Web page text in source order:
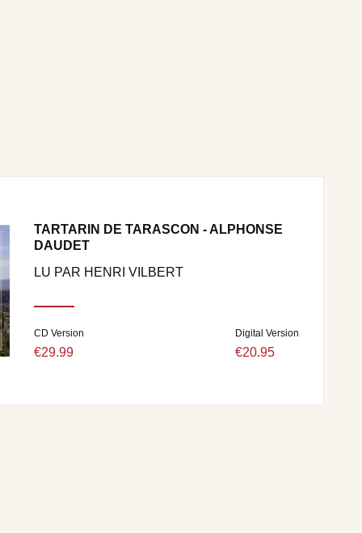
TARTARIN DE TARASCON - ALPHONSE
DAUDET
LU PAR HENRI VILBERT
CD Version
€29.99
Digital Version
€20.95